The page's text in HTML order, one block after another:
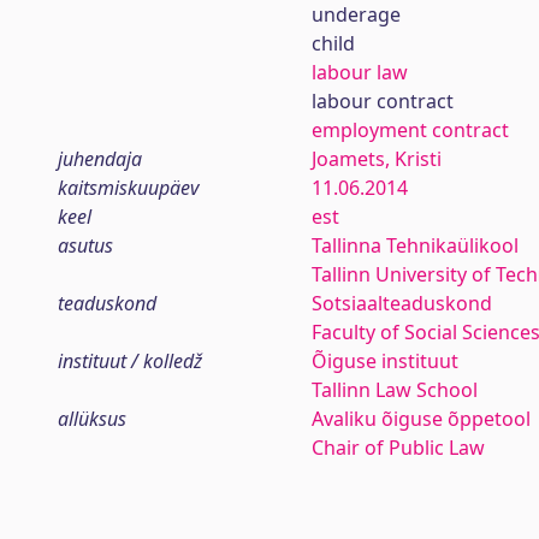
underage
child
labour law
labour contract
employment contract
juhendaja
Joamets, Kristi
kaitsmiskuupäev
11.06.2014
keel
est
asutus
Tallinna Tehnikaülikool
Tallinn University of
teaduskond
Sotsiaalteaduskond
Faculty of Social Sciences
instituut / kolledž
Õiguse instituut
Tallinn Law School
allüksus
Avaliku õiguse õppetool
Chair of Public Law